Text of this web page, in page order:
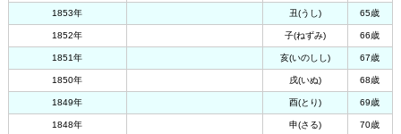
1853年 丑(うし) 65歳
1852年 子(ねずみ) 66歳
1851年 亥(いのしし) 67歳
1850年 戌(いぬ) 68歳
1849年 酉(とり) 69歳
1848年 申(さる) 70歳